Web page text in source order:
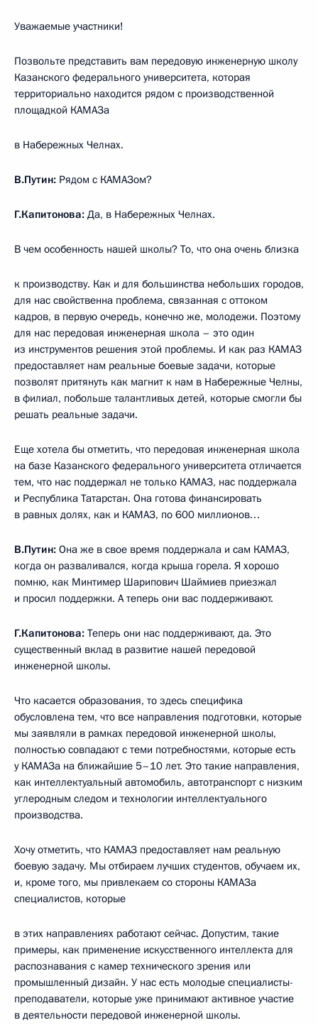
Уважаемые участники!
Позвольте представить вам передовую инженерную школу
Казанского федерального университета, которая
территориально находится рядом с производственной
площадкой КАМАЗа
в Набережных Челнах.
В.Путин: Рядом с КАМАЗом?
Г.Капитонова: Да, в Набережных Челнах.
В чем особенность нашей школы? То, что она очень близка
к производству. Как и для большинства небольших городов,
для нас свойственна проблема, связанная с оттоком
кадров, в первую очередь, конечно же, молодежи. Поэтому
для нас передовая инженерная школа – это один
из инструментов решения этой проблемы. И как раз КАМАЗ
предоставляет нам реальные боевые задачи, которые
позволят притянуть как магнит к нам в Набережные Челны,
в филиал, побольше талантливых детей, которые смогли бы
решать реальные задачи.
Еще хотела бы отметить, что передовая инженерная школа
на базе Казанского федерального университета отличается
тем, что нас поддержал не только КАМАЗ, нас поддержала
и Республика Татарстан. Она готова финансировать
в равных долях, как и КАМАЗ, по 600 миллионов…
В.Путин: Она же в свое время поддержала и сам КАМАЗ,
когда он разваливался, когда крыша горела. Я хорошо
помню, как Минтимер Шарипович Шаймиев приезжал
и просил поддержки. А теперь они вас поддерживают.
Г.Капитонова: Теперь они нас поддерживают, да. Это
существенный вклад в развитие нашей передовой
инженерной школы.
Что касается образования, то здесь специфика
обусловлена тем, что все направления подготовки, которые
мы заявляли в рамках передовой инженерной школы,
полностью совпадают с теми потребностями, которые есть
у КАМАЗа на ближайшие 5–10 лет. Это такие направления,
как интеллектуальный автомобиль, автотранспорт с низким
углеродным следом и технологии интеллектуального
производства.
Хочу отметить, что КАМАЗ предоставляет нам реальную
боевую задачу. Мы отбираем лучших студентов, обучаем их,
и, кроме того, мы привлекаем со стороны КАМАЗа
специалистов, которые
в этих направлениях работают сейчас. Допустим, такие
примеры, как применение искусственного интеллекта для
распознавания с камер технического зрения или
промышленный дизайн. У нас есть молодые специалисты-
преподаватели, которые уже принимают активное участие
в деятельности передовой инженерной школы.